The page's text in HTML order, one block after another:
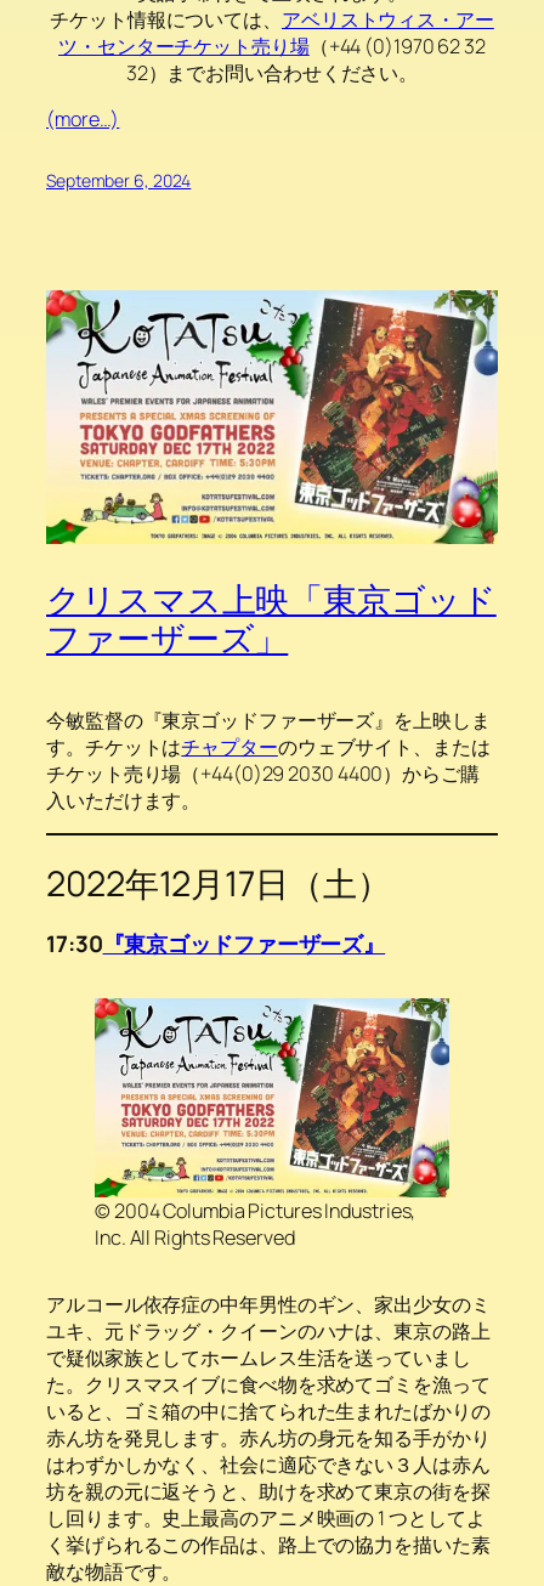
チケット情報については、 アベリストウィス・アー
ツ・センターチケット売り場（+44 (0)1970 62 32
32）までお問い合わせください。
(more…)
September 6, 2024
クリスマス上映「東京ゴッド
ファーザーズ」
今敏監督の『東京ゴッドファーザーズ』を上映しま
す。チケットはチャプターのウェブサイト、または
チケット売り場（+44(0)29 2030 4400）からご購
入いただけます。
2022年12月17日（土）
17:30 『東京ゴッドファーザーズ』
© 2004 Columbia Pictures Industries,
Inc. All Rights Reserved
アルコール依存症の中年男性のギン、家出少女のミ
ユキ、元ドラッグ・クイーンのハナは、東京の路上
で疑似家族としてホームレス生活を送っていまし
た。クリスマスイブに食べ物を求めてゴミを漁って
いると、ゴミ箱の中に捨てられた生まれたばかりの
赤ん坊を発見します。赤ん坊の身元を知る手がかり
はわずかしかなく、社会に適応できない３人は赤ん
坊を親の元に返そうと、助けを求めて東京の街を探
し回ります。史上最高のアニメ映画の 1 つとしてよ
く挙げられるこの作品は、路上での協力を描いた素
敵な物語です。